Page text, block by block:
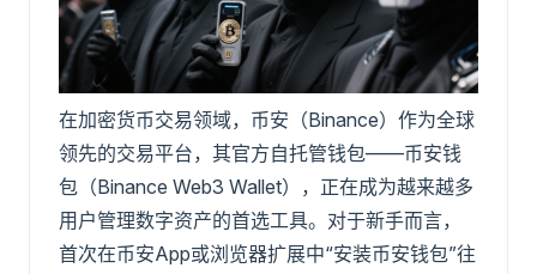
在加密货币交易领域，币安（Binance）作为全球
领先的交易平台，其官方自托管钱包——币安钱
包（Binance Web3 Wallet），正在成为越来越多
用户管理数字资产的首选工具。对于新手而言，
首次在币安App或浏览器扩展中“安装币安钱包”往